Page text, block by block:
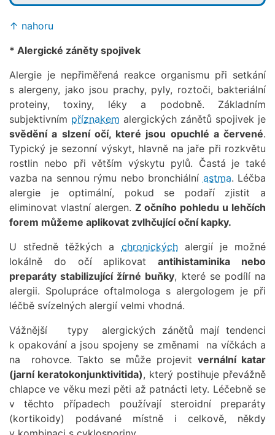
↑ nahoru
* Alergické záněty spojivek
Alergie je nepřiměřená reakce organismu při setkání
s alergeny, jako jsou prachy, pyly, roztoči, bakteriální
proteiny, toxiny, léky a podobně. Základním
subjektivním příznakem alergických zánětů spojivek je
svědění a slzení očí, které jsou opuchlé a červené.
Typický je sezonní výskyt, hlavně na jaře při rozkvětu
rostlin nebo při větším výskytu pylů. Častá je také
vazba na sennou rýmu nebo bronchiální astma. Léčba
alergie je optimální, pokud se podaří zjistit a
eliminovat vlastní alergen. Z očního pohledu u lehčích
forem můžeme aplikovat zvlhčující oční kapky.
U středně těžkých a chronickýchalergií je možné
lokálně do očí aplikovatantihistaminika nebo
preparáty stabilizující žírné buňky, které se podílí na
alergii. Spolupráce oftalmologa s alergologem je při
léčbě svízelných alergií velmi vhodná.
Vážnější typy alergických zánětů mají tendenci
k opakování a jsou spojeny se změnami na víčkách a
na rohovce. Takto se může projevit vernální katar
(jarní keratokonjunktivitida), který postihuje převážně
chlapce ve věku mezi pěti až patnácti lety. Léčebně se
v těchto případech používají steroidní preparáty
(kortikoidy) podávané místně i celkově, někdy